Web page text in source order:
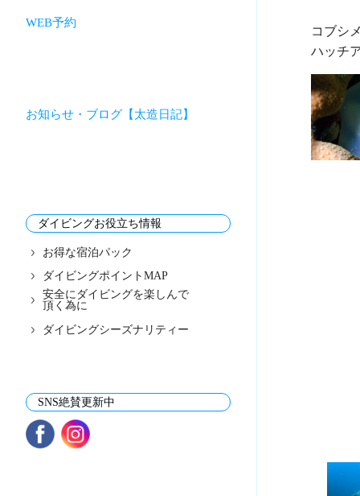
WEB予約
お知らせ・ブログ【太造日記】
ダイビングお役立ち情報
お得な宿泊パック
ダイビングポイントMAP
安全にダイビングを楽しんで
頂く為に
ダイビングシーズナリティー
SNS絶賛更新中
コブシ